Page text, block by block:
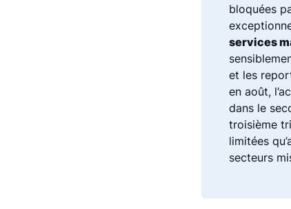
bloquées
services
et les
en août,
dans le
troisième
limitées
secteurs